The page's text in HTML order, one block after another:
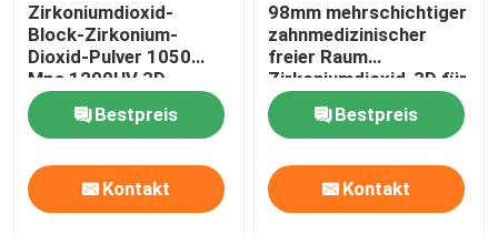
Zirkoniumdioxid-
Block-Zirkonium-
Dioxid-Pulver 1050
Mpa 1200HV 3D
mehrschichtiges
Bestpreis
Kontakt
98mm mehrschichtiger
zahnmedizinischer
freier Raum
Zirkoniumdioxid-3D für
zahnmedizinisches
Laborprägemitte
Bestpreis
Kontakt